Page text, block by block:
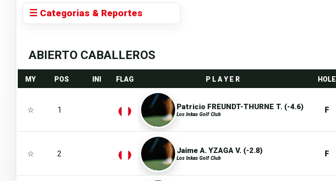
☰ Categorias & Reportes
ABIERTO CABALLEROS
MY POS INI FLAG P L A Y E R HOLE
☆ 1 Patricio FREUNDT-THURNE T. (-4.6)
Los Inkas Golf Club F
☆ 2 Jaime A. YZAGA V. (-2.8)
Los Inkas Golf Club F